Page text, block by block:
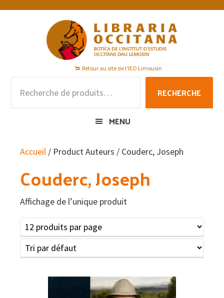
Passer
Passer
Passer
Retour au site de l'IEO Limousin
pour :
RECHERCHE
MENU
Accueil / Product Auteurs / Couderc, Joseph
Couderc, Joseph
Affichage de l’unique produit